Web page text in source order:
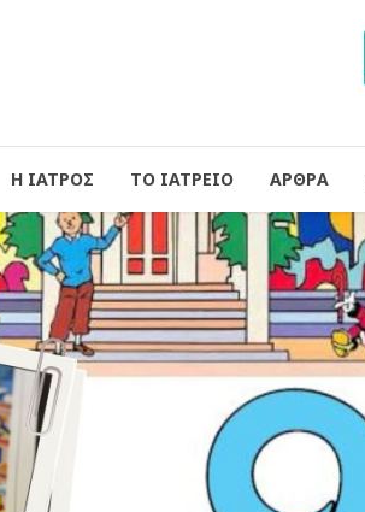
Η ΙΑΤΡΟΣ ΤΟ ΙΑΤΡΕΙΟ ΑΡΘΡΑ